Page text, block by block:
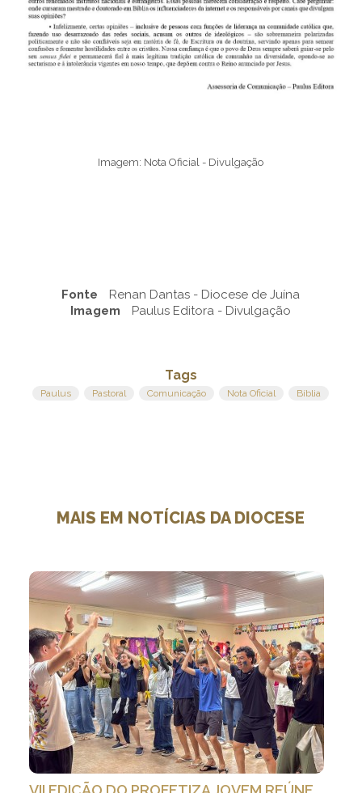
Imagem: Nota Oficial - Divulgação
Fonte
Renan Dantas - Diocese de Juína
Imagem
Paulus Editora - Divulgação
Tags
Paulus Pastoral Comunicação Nota Oficial Bíblia
MAIS EM NOTÍCIAS DA DIOCESE